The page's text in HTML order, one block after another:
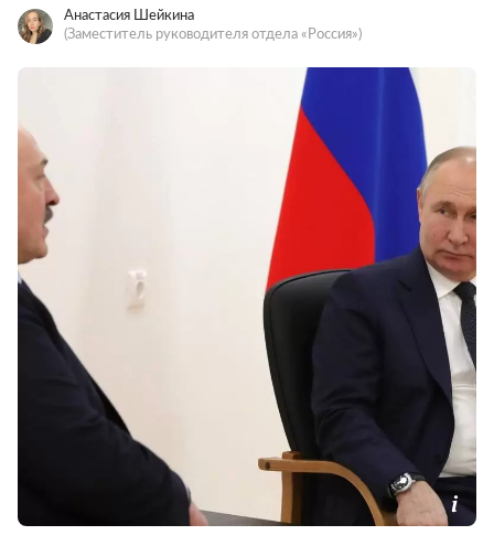
Анастасия Шейкина
(Заместитель руководителя отдела «Россия»)